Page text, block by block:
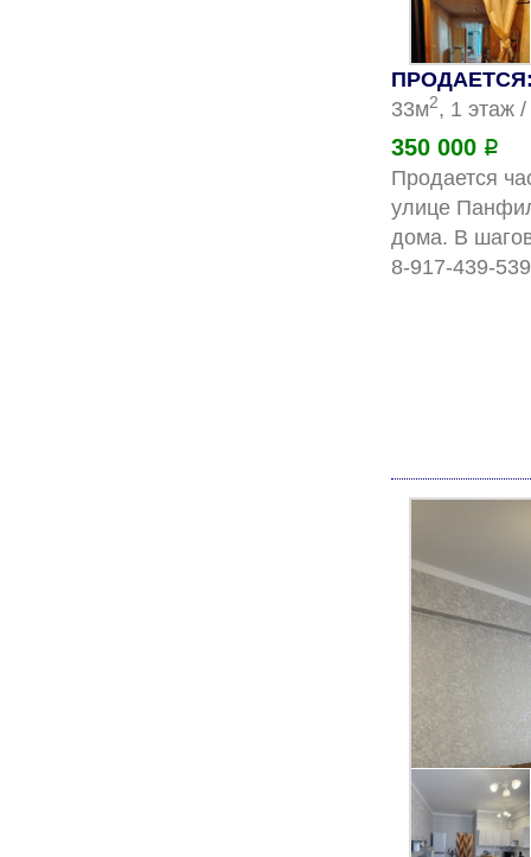
ПРОДАЕТСЯ:
33м2, 1 этаж
350 000 Р
Продается
улице
дома. В